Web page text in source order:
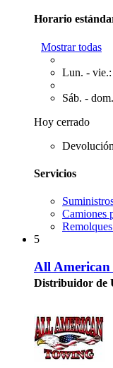
Horario
Mostrar todas
Lun. - vie.:
Sáb. -
Hoy cerrado
Servicios
Camiones
5
All American
Distribuidor de